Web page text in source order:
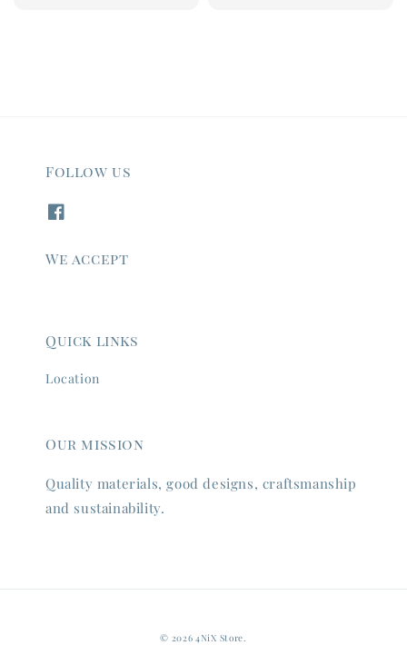
Follow us
We accept
Quick links
Location
Our mission
Quality materials, good designs, craftsmanship
and sustainability.
© 2026 4NiX Store.